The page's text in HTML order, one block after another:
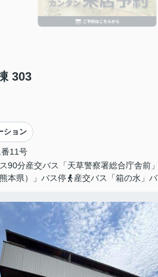
303
ション
11号
90分産交バス「天草警察署総合庁舎前
本県）」バス停
産交バス「箱の水」